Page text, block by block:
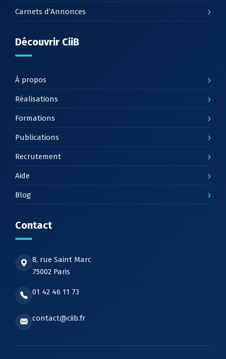
Carnets d’Annonces ›
Découvrir CiiB
À propos ›
Réalisations ›
Formations ›
Publications ›
Recrutement ›
Aide ›
Blog ›
Contact
8, rue Saint Marc
75002 Paris
01 42 46 11 73
contact@ciib.fr